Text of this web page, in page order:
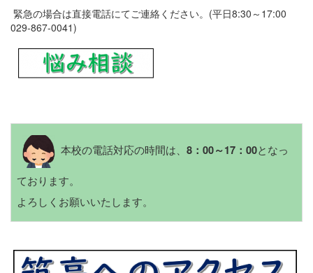
緊急の場合は直接電話にてご連絡ください。(平日8:30～17:00
029-867-0041)
本校の電話対応の時間は、 8：00～17：00となっ
ております。
よろしくお願いいたします。